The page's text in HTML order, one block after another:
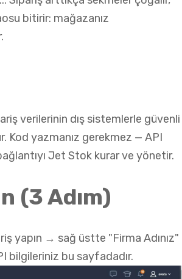
bitirir: mağazanız
verilerinin dış sistemlerle güvenli
Kod yazmanız gerekmez — API
Jet Stok kurar ve yönetir.
(3 Adım)
yapın → sağ üstte "Firma Adınız"
bilgileriniz bu sayfadadır.